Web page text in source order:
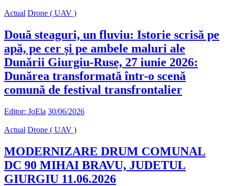
Actual Drone ( UAV )
Două steaguri, un fluviu: Istorie scrisă pe
apă, pe cer și pe ambele maluri ale
Dunării Giurgiu-Ruse, 27 iunie 2026:
Dunărea transformată într-o scenă
comună de festival transfrontalier
Editor: JoEla 30/06/2026
Actual Drone ( UAV )
MODERNIZARE DRUM COMUNAL
DC 90 MIHAI BRAVU, JUDETUL
GIURGIU 11.06.2026